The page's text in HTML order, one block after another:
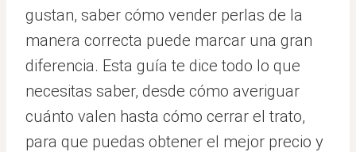
gustan, saber cómo vender perlas de la
manera correcta puede marcar una gran
diferencia. Esta guía te dice todo lo que
necesitas saber, desde cómo averiguar
cuánto valen hasta cómo cerrar el trato,
para que puedas obtener el mejor precio y